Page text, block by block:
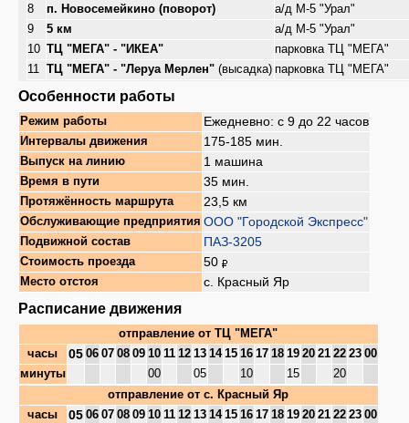
8
п. Новосемейкино (поворот)
а/д М-5 "Урал"
9
5 км
а/д М-5 "Урал"
10 ТЦ "МЕГА" - "ИКЕА"
парковка ТЦ "МЕГА"
11
ТЦ "МЕГА" - "Леруа Мерлен" (высадка) парковка ТЦ "МЕГА"
Особенности работы
Режим работы Ежедневно: с 9 до 22 часов
Интервалы движения 175-185 мин.
Выпуск на линию 1 машина
Время в пути 35 мин.
Протяжённость маршрута 23,5 км
Обслуживающие предприятия ООО "Городской Экспресс"
Подвижной состав ПАЗ-3205
Стоимость проезда 50
Место отстоя с. Красный Яр
Расписание движения
отправление от ТЦ "МЕГА"
часы
05 06 07 08 09 10 11 12 13 14 15 16 17 18 19 20 21 22 23 00
минуты
00 05 10 15
20
отправление от с. Красный Яр
часы
05 06 07 08 09 10 11 12 13 14 15 16 17 18 19 20 21 22 23 00